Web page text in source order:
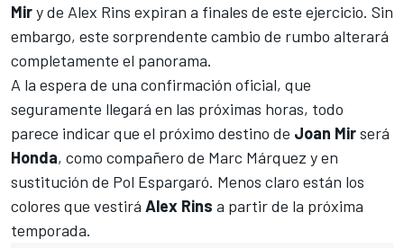
Miry de Alex Rins expiran a finales de este ejercicio. Sin
embargo, este sorprendente cambio de rumbo alterará
completamente el panorama.
A la espera de una confirmación oficial, que
seguramente llegará en las próximas horas, todo
parece indicar que el próximo destino de Joan Mirserá
Honda, como compañero de Marc Márquez y en
sustitución de Pol Espargaró. Menos claro están los
colores que vestirá Alex Rins a partir de la próxima
temporada.